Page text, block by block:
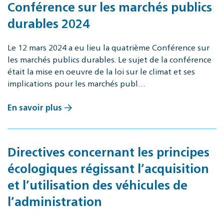
Conférence sur les marchés publics
durables 2024
Le 12 mars 2024 a eu lieu la quatrième Conférence sur
les marchés publics durables. Le sujet de la conférence
était la mise en oeuvre de la loi sur le climat et ses
implications pour les marchés publ…
En savoir plus
Directives concernant les principes
écologiques régissant l’acquisition
et l’utilisation des véhicules de
l’administration